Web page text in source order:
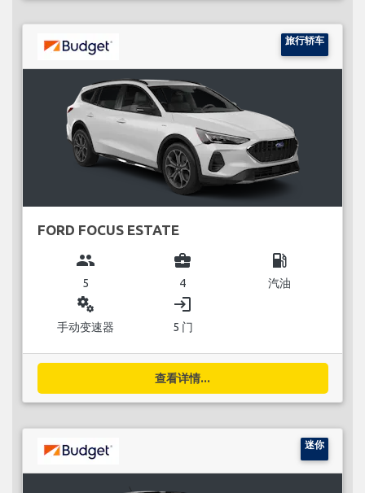
旅行轿车
FORD FOCUS ESTATE
group
5
business_center
4
local_gas_station
汽油
miscellaneous_services
手动变速器
login
5 门
查看详情...
迷你